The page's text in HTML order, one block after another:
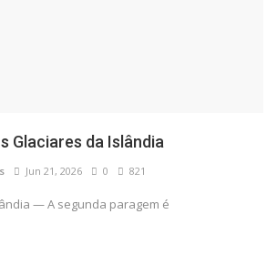
Glaciares da Islândia
Jun 21, 2026 0 821
— A segunda paragem é